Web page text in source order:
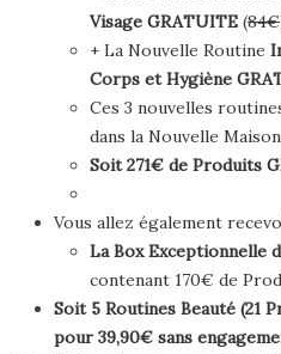
Visage GRATUITE (84€
+ La Nouvelle Routine
Corps et Hygiène
Ces 3 nouvelles
dans la Nouvelle
Soit 271€ de Produits
Vous allez également
La Box Exceptionnelle
contenant 170€ de
Soit 5 Routines Beauté (21
pour 39,90€ sans